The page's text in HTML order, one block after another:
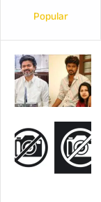
Popular